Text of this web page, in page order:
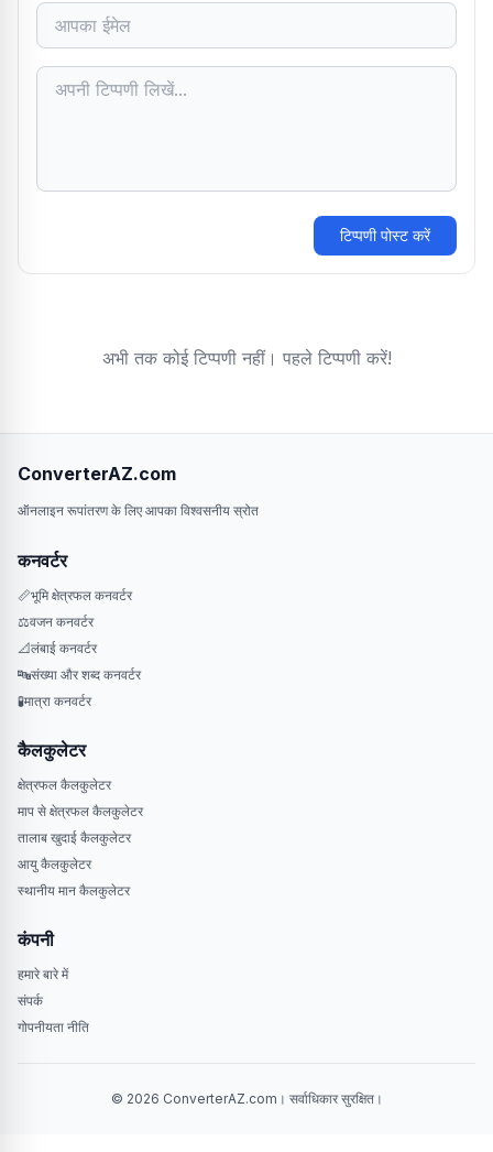
टिप्पणी पोस्ट करें
अभी तक कोई टिप्पणी नहीं। पहले टिप्पणी करें!
ConverterAZ.com
ऑनलाइन रूपांतरण के लिए आपका विश्वसनीय स्रोत
कनवर्टर
📏भूमि क्षेत्रफल कनवर्टर
⚖️वजन कनवर्टर
📐लंबाई कनवर्टर
🔤संख्या और शब्द कनवर्टर
🧪मात्रा कनवर्टर
कैलकुलेटर
क्षेत्रफल कैलकुलेटर
माप से क्षेत्रफल कैलकुलेटर
तालाब खुदाई कैलकुलेटर
आयु कैलकुलेटर
स्थानीय मान कैलकुलेटर
कंपनी
हमारे बारे में
संपर्क
गोपनीयता नीति
© 2026 ConverterAZ.com। सर्वाधिकार सुरक्षित।